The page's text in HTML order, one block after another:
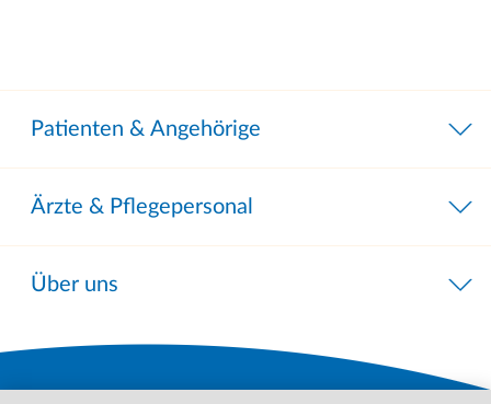
Patienten & Angehörige
Ärzte & Pflegepersonal
Über uns